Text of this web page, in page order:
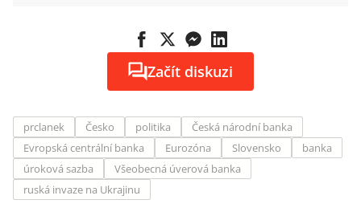
Začít diskuzi
prclanek Česko politika
Česká národní banka
Evropská centrální banka
Eurozóna Slovensko
banka
úroková sazba
Všeobecná úverová banka
ruská invaze na Ukrajinu